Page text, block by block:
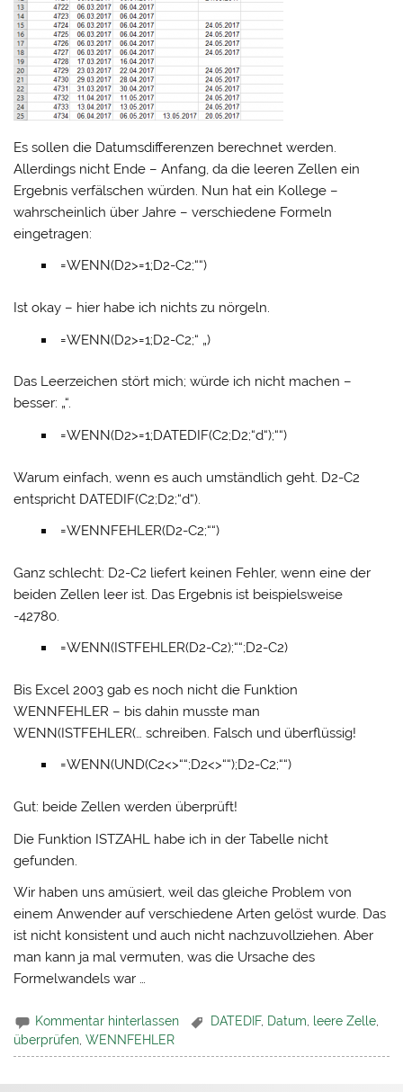
Es sollen die Datumsdifferenzen berechnet werden.
Allerdings nicht Ende – Anfang, da die leeren Zellen ein
Ergebnis verfälschen würden. Nun hat ein Kollege –
wahrscheinlich über Jahre – verschiedene Formeln
eingetragen:
=WENN(D2>=1;D2-C2;““)
Ist okay – hier habe ich nichts zu nörgeln.
=WENN(D2>=1;D2-C2;“ „)
Das Leerzeichen stört mich; würde ich nicht machen –
besser: „“.
=WENN(D2>=1;DATEDIF(C2;D2;“d“);““)
Warum einfach, wenn es auch umständlich geht. D2-C2
entspricht DATEDIF(C2;D2;“d“).
=WENNFEHLER(D2-C2;““)
Ganz schlecht: D2-C2 liefert keinen Fehler, wenn eine der
beiden Zellen leer ist. Das Ergebnis ist beispielsweise
-42780.
=WENN(ISTFEHLER(D2-C2);““;D2-C2)
Bis Excel 2003 gab es noch nicht die Funktion
WENNFEHLER – bis dahin musste man
WENN(ISTFEHLER(… schreiben. Falsch und überflüssig!
=WENN(UND(C2<>““;D2<>““);D2-C2;““)
Gut: beide Zellen werden überprüft!
Die Funktion ISTZAHL habe ich in der Tabelle nicht
gefunden.
Wir haben uns amüsiert, weil das gleiche Problem von
einem Anwender auf verschiedene Arten gelöst wurde. Das
ist nicht konsistent und auch nicht nachzuvollziehen. Aber
man kann ja mal vermuten, was die Ursache des
Formelwandels war …
Kommentar hinterlassen DATEDIF, Datum leere Zelle
überprüfen,WENNFEHLER